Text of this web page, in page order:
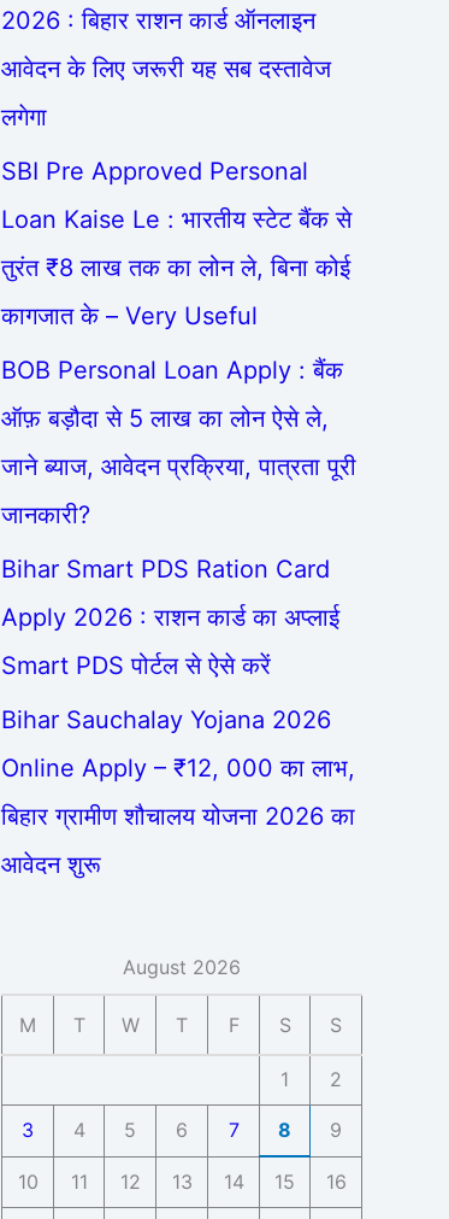
2026 : बिहार राशन कार्ड ऑनलाइन
आवेदन के लिए जरूरी यह सब दस्तावेज
लगेगा
SBI Pre Approved Personal
Loan Kaise Le : भारतीय स्टेट बैंक से
तुरंत ₹8 लाख तक का लोन ले, बिना कोई
कागजात के – Very Useful
BOB Personal Loan Apply : बैंक
ऑफ़ बड़ौदा से 5 लाख का लोन ऐसे ले,
जाने ब्याज, आवेदन प्रक्रिया, पात्रता पूरी
जानकारी?
Bihar Smart PDS Ration Card
Apply 2026 : राशन कार्ड का अप्लाई
Smart PDS पोर्टल से ऐसे करें
Bihar Sauchalay Yojana 2026
Online Apply – ₹12, 000 का लाभ,
बिहार ग्रामीण शौचालय योजना 2026 का
आवेदन शुरू
August 2026
M T W T F S S
1 2
3 4 5 6 7 8 9
10 11 12 13 14 15 16